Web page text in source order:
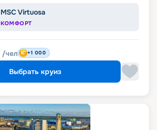
MSC Virtuosa
КОМФОРТ
/чел +1 000
Выбрать круиз